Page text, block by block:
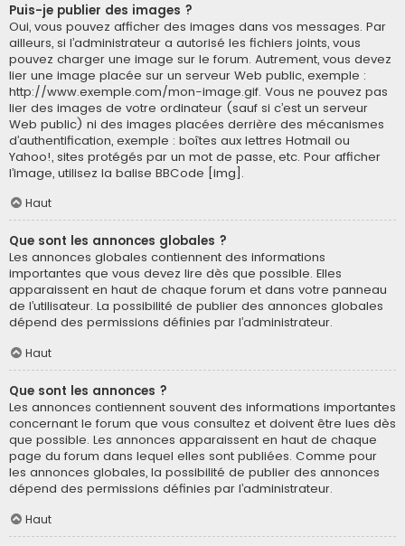
Puis-je publier des images ?
Oui, vous pouvez afficher des images dans vos messages. Par
ailleurs, si l’administrateur a autorisé les fichiers joints, vous
pouvez charger une image sur le forum. Autrement, vous devez
lier une image placée sur un serveur Web public, exemple :
http://www.exemple.com/mon-image.gif. Vous ne pouvez pas
lier des images de votre ordinateur (sauf si c’est un serveur
Web public) ni des images placées derrière des mécanismes
d’authentification, exemple : boîtes aux lettres Hotmail ou
Yahoo!, sites protégés par un mot de passe, etc. Pour afficher
l’image, utilisez la balise BBCode [img].
Haut
Que sont les annonces globales ?
Les annonces globales contiennent des informations
importantes que vous devez lire dès que possible. Elles
apparaissent en haut de chaque forum et dans votre panneau
de l’utilisateur. La possibilité de publier des annonces globales
dépend des permissions définies par l’administrateur.
Haut
Que sont les annonces ?
Les annonces contiennent souvent des informations importantes
concernant le forum que vous consultez et doivent être lues dès
que possible. Les annonces apparaissent en haut de chaque
page du forum dans lequel elles sont publiées. Comme pour
les annonces globales, la possibilité de publier des annonces
dépend des permissions définies par l’administrateur.
Haut